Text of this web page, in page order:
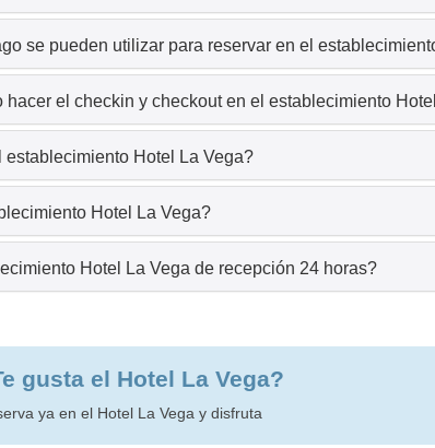
se pueden utilizar para reservar en el
hacer el checkin y checkout en el establecimiento
Hotel La Vega?
Hotel La Vega?
Hotel La Vega de recepción 24 horas?
gusta el Hotel La Vega?
ya en el Hotel La Vega y disfruta